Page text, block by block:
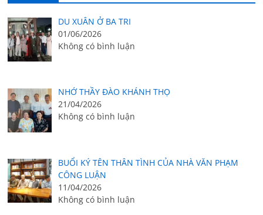
DU XUÂN Ở BA TRI
01/06/2026
Không có bình luận
NHỚ THẦY ĐÀO KHÁNH THỌ
21/04/2026
Không có bình luận
BUỔI KÝ TÊN THÂN TÌNH CỦA NHÀ VĂN PHẠM
CÔNG LUẬN
11/04/2026
Không có bình luận